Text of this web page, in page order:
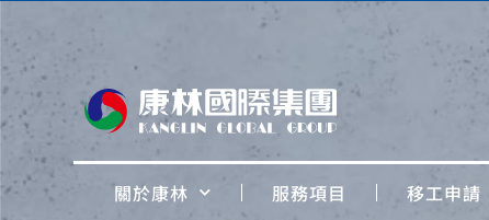
關於康林 服務項目 移工申請